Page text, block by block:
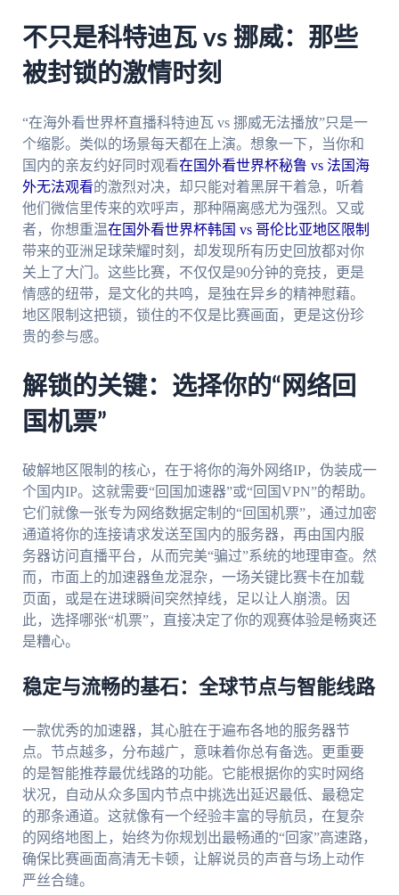
不只是科特迪瓦 vs 挪威：那些
被封锁的激情时刻
“在海外看世界杯直播科特迪瓦 vs 挪威无法播放”只是一
个缩影。类似的场景每天都在上演。想象一下，当你和
国内的亲友约好同时观看在国外看世界杯秘鲁 vs 法国海
外无法观看的激烈对决，却只能对着黑屏干着急，听着
他们微信里传来的欢呼声，那种隔离感尤为强烈。又或
者，你想重温在国外看世界杯韩国 vs 哥伦比亚地区限制
带来的亚洲足球荣耀时刻，却发现所有历史回放都对你
关上了大门。这些比赛，不仅仅是90分钟的竞技，更是
情感的纽带，是文化的共鸣，是独在异乡的精神慰藉。
地区限制这把锁，锁住的不仅是比赛画面，更是这份珍
贵的参与感。
解锁的关键：选择你的“网络回
国机票”
破解地区限制的核心，在于将你的海外网络IP，伪装成一
个国内IP。这就需要“回国加速器”或“回国VPN”的帮助。
它们就像一张专为网络数据定制的“回国机票”，通过加密
通道将你的连接请求发送至国内的服务器，再由国内服
务器访问直播平台，从而完美“骗过”系统的地理审查。然
而，市面上的加速器鱼龙混杂，一场关键比赛卡在加载
页面，或是在进球瞬间突然掉线，足以让人崩溃。因
此，选择哪张“机票”，直接决定了你的观赛体验是畅爽还
是糟心。
稳定与流畅的基石：全球节点与智能线路
一款优秀的加速器，其心脏在于遍布各地的服务器节
点。节点越多，分布越广，意味着你总有备选。更重要
的是智能推荐最优线路的功能。它能根据你的实时网络
状况，自动从众多国内节点中挑选出延迟最低、最稳定
的那条通道。这就像有一个经验丰富的导航员，在复杂
的网络地图上，始终为你规划出最畅通的“回家”高速路，
确保比赛画面高清无卡顿，让解说员的声音与场上动作
严丝合缝。